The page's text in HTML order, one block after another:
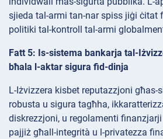
sjieda tal-armi tan-nar spiss jiġi ċitat
politiki tal-kontroll tal-armi
Fatt 5: Is-sistema bankarja tal-
bħala l-aktar sigura fid-dinja
L-Iżvizzera kisbet reputazzjoni għas-
robusta u sigura tagħha,
diskrezzjoni, u regolamenti
pajjiż għall-integrità u l-privatezza